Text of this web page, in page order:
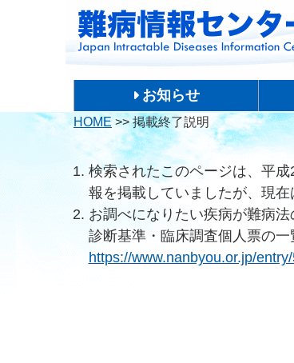
お知らせ
HOME>>掲載終了説明
検索されたこのページは、平
報を掲載していましたが、現在
お調べになりたい疾病が難病
診断基準・臨床調査個人票の
https://www.nanbyou.or.jp/